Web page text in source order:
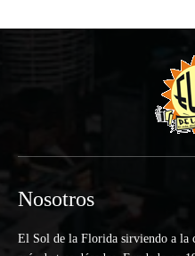
Nosotros
El Sol de la Florida sirviendo a la